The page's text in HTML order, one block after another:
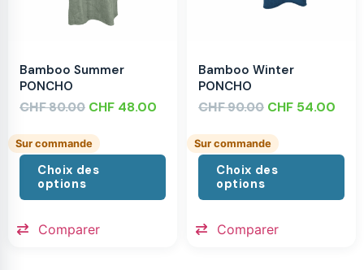
Bamboo Summer
PONCHO
CHF80.00 CHF 48.00
Sur commande
Choix des
options
Comparer
Bamboo Winter
PONCHO
CHF90.00 CHF 54.00
Sur commande
Choix des
options
Comparer